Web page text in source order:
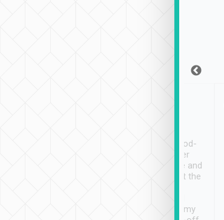
service, vehicles in good-
condition and the driver
service was awesome and
thoughtful. Driver went the
have safely arrived at my